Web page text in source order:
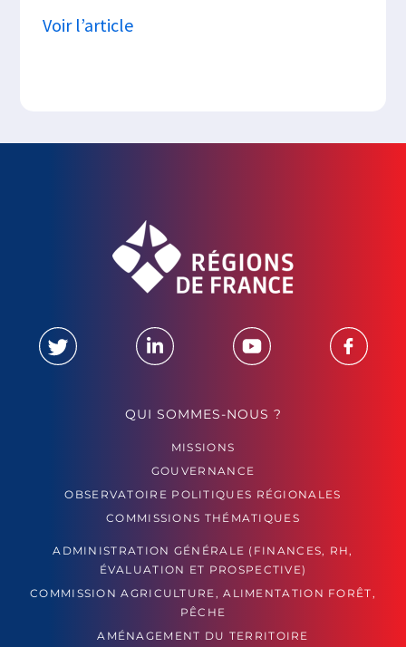
Voir l’article
QUI SOMMES-NOUS ?
MISSIONS
GOUVERNANCE
OBSERVATOIRE POLITIQUES RÉGIONALES
COMMISSIONS THÉMATIQUES
ADMINISTRATION GÉNÉRALE (FINANCES, RH,
ÉVALUATION ET PROSPECTIVE)
COMMISSION AGRICULTURE, ALIMENTATION FORÊT,
PÊCHE
AMÉNAGEMENT DU TERRITOIRE